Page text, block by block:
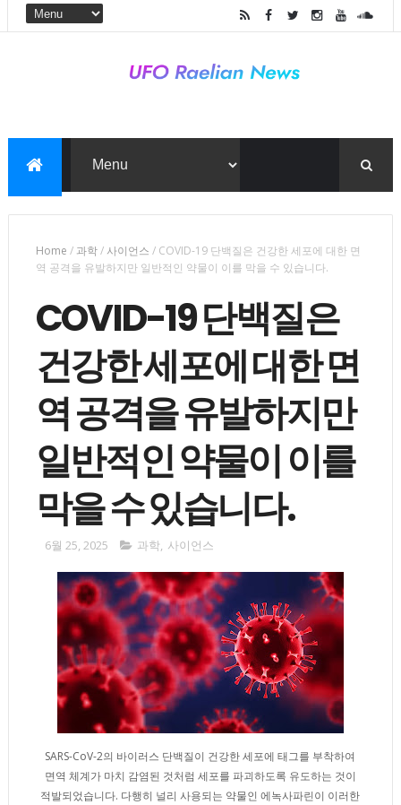
Home / 과학/ 사이언스 / COVID-19 단백질은 건강한 세포에 대한 면
역 공격을 유발하지만 일반적인 약물이 이를 막을 수 있습니다.
COVID-19 단백질은
건강한 세포에 대한 면
역 공격을 유발하지만
일반적인 약물이 이를
막을 수 있습니다.
6월 25, 2025 과학, 사이언스
SARS-CoV-2의 바이러스 단백질이 건강한 세포에 태그를 부착하여
면역 체계가 마치 감염된 것처럼 세포를 파괴하도록 유도하는 것이
적발되었습니다. 다행히 널리 사용되는 약물인 에녹사파린이 이러한